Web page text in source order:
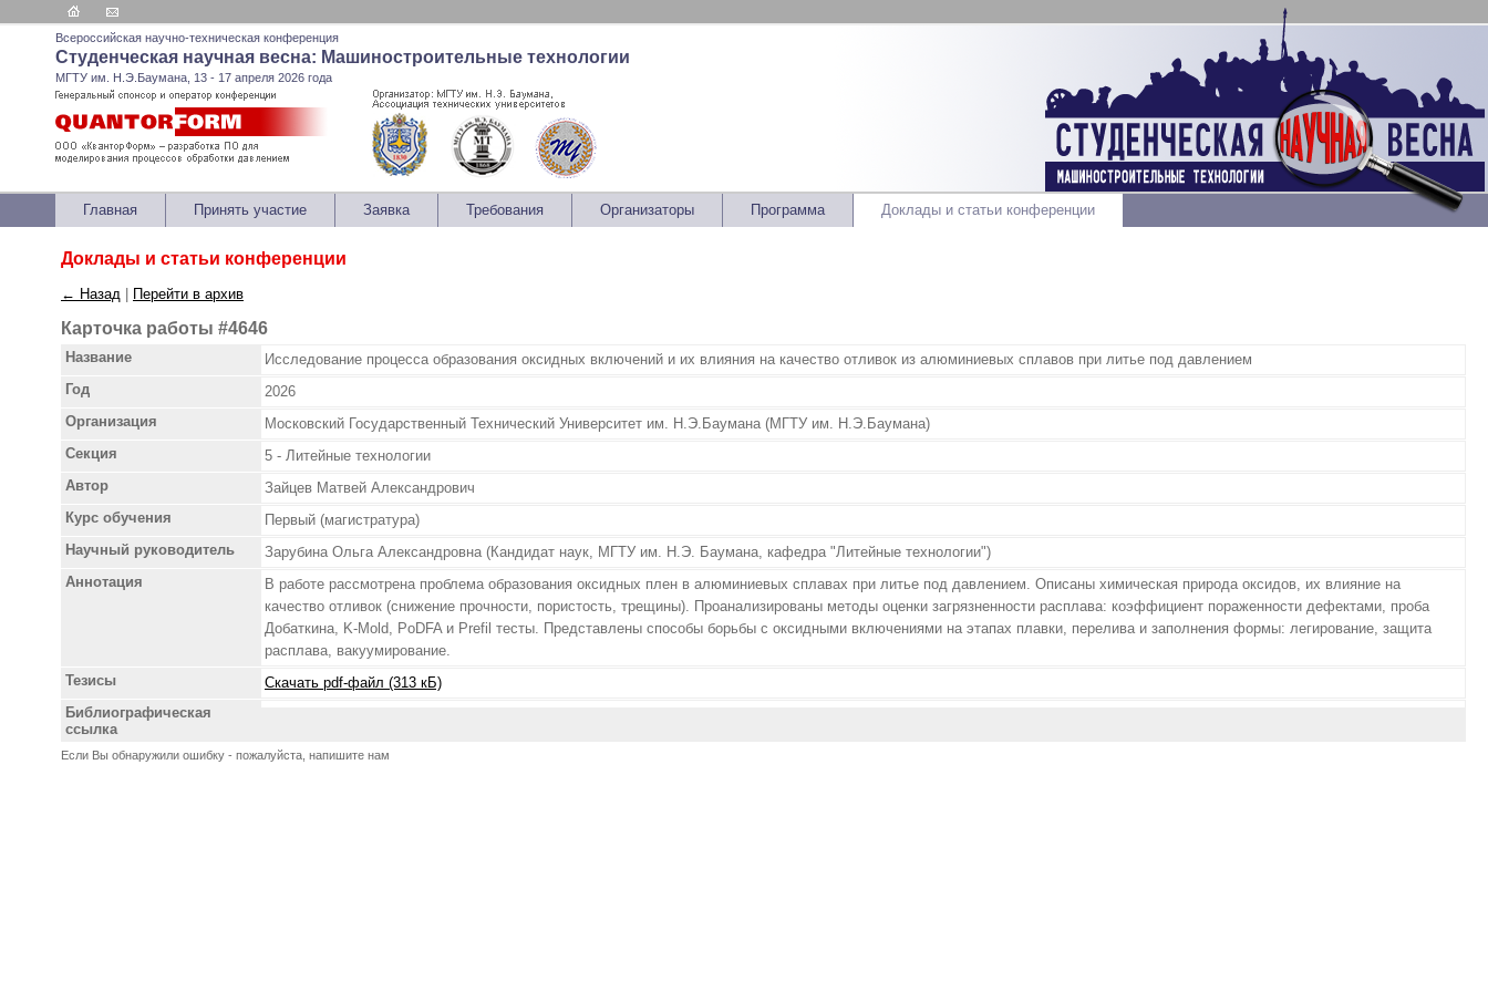
Всероссийская научно-техническая конференция
Студенческая научная весна: Машиностроительные технологии
МГТУ им. Н.Э.Баумана, 13 - 17 апреля 2026 года
Главная Принять участие Заявка Требования Организаторы Программа Доклады и статьи конференции
Доклады и статьи конференции
← Назад Перейти в архив
Карточка работы #4646
Название
Исследование процесса образования оксидных включений и их влияния на качество отливок из алюминиевых сплавов при литье под давлением
Год
2026
Организация
Московский Государственный Технический Университет им. Н.Э.Баумана (МГТУ им. Н.Э.Баумана)
Секция
5 - Литейные технологии
Автор
Зайцев Матвей Александрович
Курс обучения
Первый (магистратура)
Научный руководитель
Зарубина Ольга Александровна (Кандидат наук, МГТУ им. Н.Э. Баумана, кафедра "Литейные технологии")
Аннотация
В работе рассмотрена проблема образования оксидных плен в алюминиевых сплавах при литье под давлением. Описаны химическая природа оксидов, их влияние на
качество отливок (снижение прочности, пористость, трещины). Проанализированы методы оценки загрязненности расплава: коэффициент пораженности дефектами, проба
Добаткина, K-Mold, PoDFA и Prefil тесты. Представлены способы борьбы с оксидными включениями на этапах плавки, перелива и заполнения формы: легирование, защита
расплава, вакуумирование.
Тезисы
Скачать pdf-файл (313 кБ)
Библиографическая
ссылка
Если Вы обнаружили ошибку - пожалуйста, напишите нам